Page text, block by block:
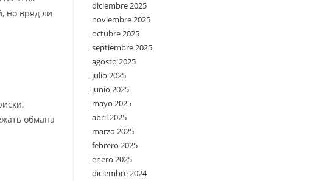
но вряд ли
обмана
diciembre 2025
noviembre 2025
octubre 2025
septiembre 2025
agosto 2025
julio 2025
junio 2025
mayo 2025
abril 2025
marzo 2025
febrero 2025
enero 2025
diciembre 2024